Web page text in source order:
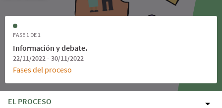
FASE 1 DE 1
Información y debate.
22/11/2022 - 30/11/2022
Fases del proceso
EL PROCESO